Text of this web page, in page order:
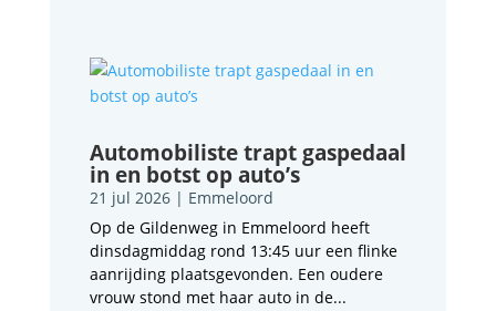
Automobiliste trapt gaspedaal
in en botst op auto’s
21 jul 2026| Emmeloord
Op de Gildenweg in Emmeloord heeft
dinsdagmiddag rond 13:45 uur een flinke
aanrijding plaatsgevonden. Een oudere
vrouw stond met haar auto in de...